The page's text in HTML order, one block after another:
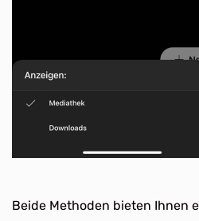
Beide Methoden bieten Ihnen